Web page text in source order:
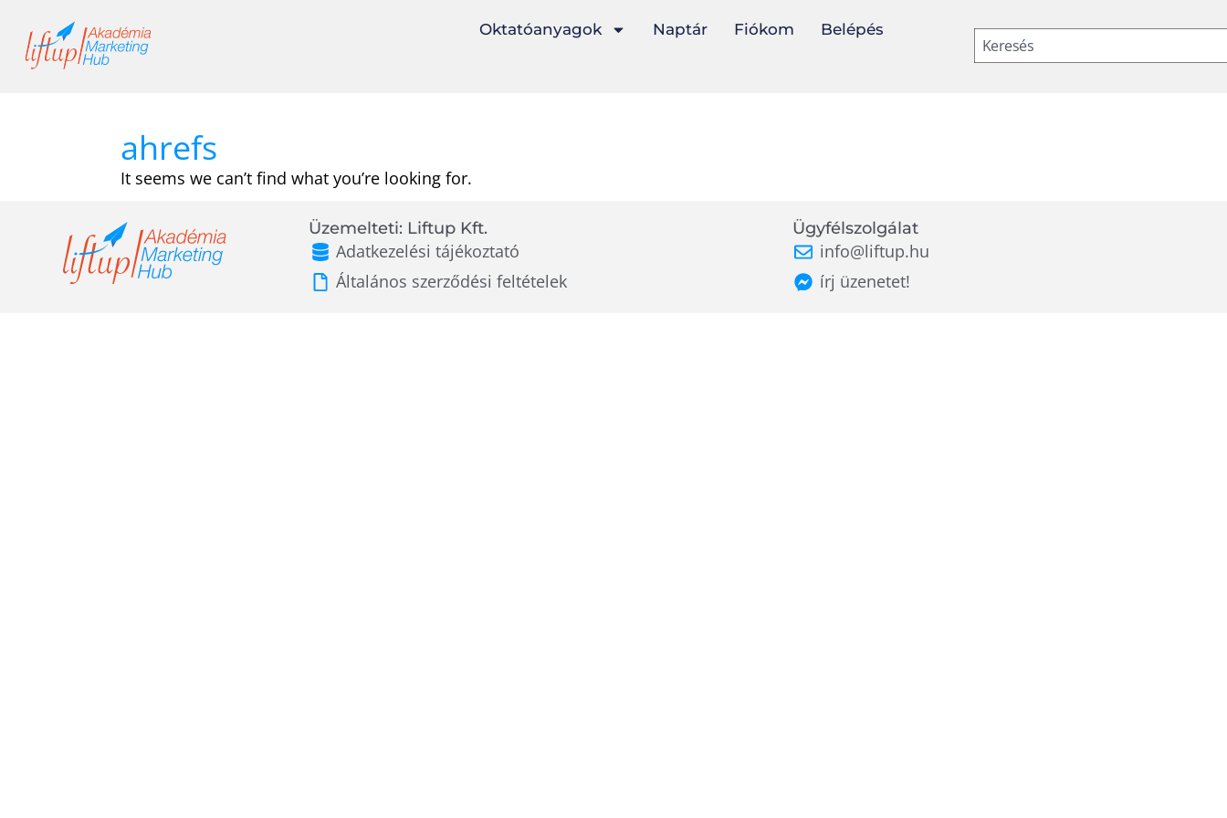
content
Oktatóanyagok Naptár Fiókom Belépés
ahrefs
It seems we can’t find what you’re looking for.
Üzemelteti: Liftup Kft.
Adatkezelési tájékoztató
Általános szerződési feltételek
Ügyfélszolgálat
info@liftup.hu
írj üzenetet!